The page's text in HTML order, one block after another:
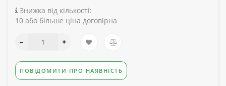
Знижка від кількості:
10 або більше ціна договірна
ПОВІДОМИТИ ПРО НАЯВНІСТЬ